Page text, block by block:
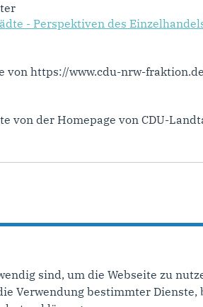
- Perspektiven des
von https://www.cdu-nrw-
von der Homepage von CDU-
sind, um die Webseite zu
Verwendung bestimmter